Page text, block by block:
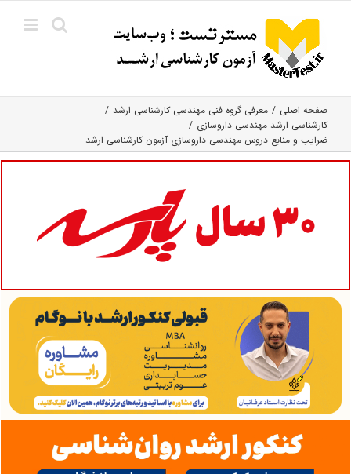
content
صفحه اصلی
معرفی گروه فنی مهندسی کارشناسی ارشد
کارشناسی ارشد مهندسی داروسازی
ضرایب و منابع دروس مهندسی داروسازی آزمون کارشناسی ارشد